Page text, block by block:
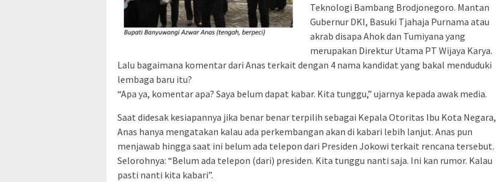
Teknologi Bambang Brodjonegoro. Mantan
Gubernur DKI, Basuki Tjahaja Purnama atau
akrab disapa Ahok dan Tumiyana yang
merupakan Direktur Utama PT Wijaya Karya.
Lalu bagaimana komentar dari Anas terkait dengan 4 nama kandidat yang bakal menduduki
lembaga baru itu?
“Apa ya, komentar apa? Saya belum dapat kabar. Kita tunggu,” ujarnya kepada awak media.
Saat didesak kesiapannya jika benar benar terpilih sebagai Kepala Otoritas Ibu Kota Negara,
Anas hanya mengatakan kalau ada perkembangan akan di kabari lebih lanjut. Anas pun
menjawab hingga saat ini belum ada telepon dari Presiden Jokowi terkait rencana tersebut.
Selorohnya: “Belum ada telepon (dari) presiden. Kita tunggu nanti saja. Ini kan rumor. Kalau
pasti nanti kita kabari”.